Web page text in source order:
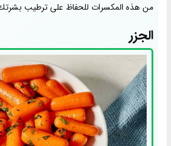
من هذه المكسرات للحفاظ على ترطيب
الجزر